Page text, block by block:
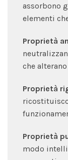
assorbono
elementi
Proprietà
che
Proprietà
Proprietà
modo